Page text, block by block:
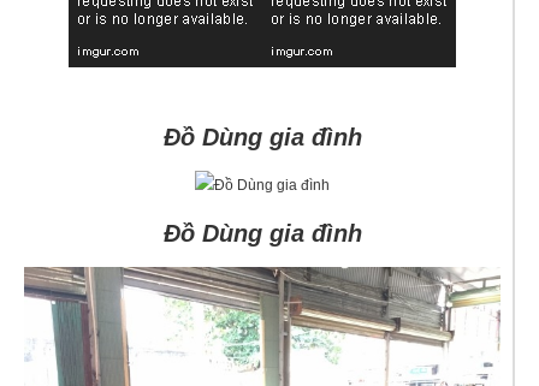
Đồ Dùng gia đình
Đồ Dùng gia đình